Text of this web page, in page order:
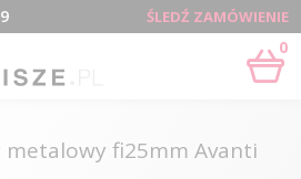
ŚLEDŹ ZAMÓWIENIE
0
metalowy fi25mm Avanti